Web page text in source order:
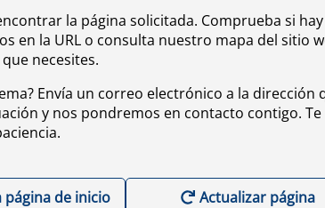
la página solicitada. Comprueba si hay
en la URL o consulta nuestro mapa del sitio
necesites.
Envía un correo electrónico a la dirección
y nos pondremos en contacto contigo. Te
página de inicio Actualizar página